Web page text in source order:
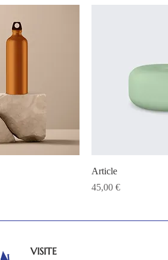
Article
Prix
45,00 €
VISITE